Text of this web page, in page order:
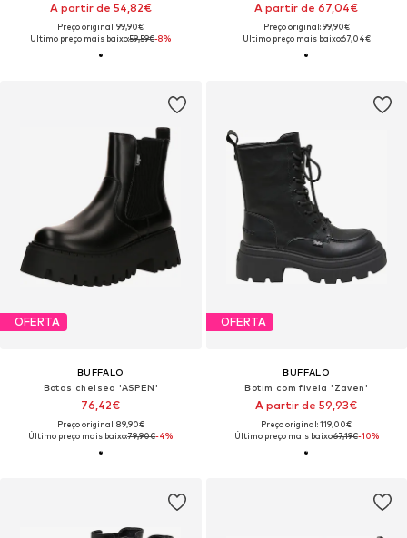
A partir de 54,82€
Preço original: 99,90€
Último preço mais baixo:59,59€-8%
A partir de 67,04€
Preço original: 99,90€
Último preço mais baixo:67,04€
OFERTA
BUFFALO
Botas chelsea 'ASPEN'
76,42€
Preço original: 89,90€
Último preço mais baixo:79,90€-4%
OFERTA
BUFFALO
Botim com fivela 'Zaven'
A partir de 59,93€
Preço original: 119,00€
Último preço mais baixo:67,19€-10%